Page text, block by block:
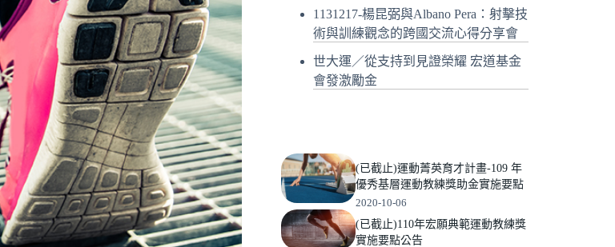
1131217-楊昆弼與Albano Pera：射擊技
術與訓練觀念的跨國交流心得分享會
世大運／從支持到見證榮耀 宏道基金
會發激勵金
(已截止)運動菁英育才計畫-109 年
優秀基層運動教練獎助金實施要點
2020-10-06
(已截止)110年宏願典範運動教練獎
實施要點公告